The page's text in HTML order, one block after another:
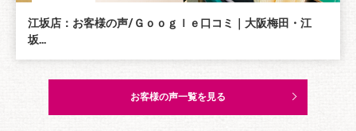
江坂店：お客様の声/Ｇｏｏｇｌｅ口コミ｜大阪梅田・江
坂...
お客様の声一覧を見る